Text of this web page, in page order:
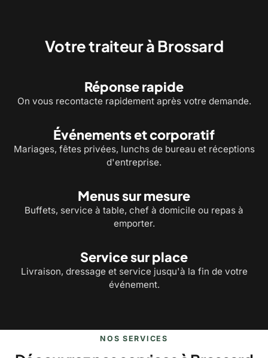
Votre traiteur à Brossard
Réponse rapide
On vous recontacte rapidement après votre demande.
Événements et corporatif
Mariages, fêtes privées, lunchs de bureau et réceptions
d'entreprise.
Menus sur mesure
Buffets, service à table, chef à domicile ou repas à
emporter.
Service sur place
Livraison, dressage et service jusqu'à la fin de votre
événement.
NOS SERVICES